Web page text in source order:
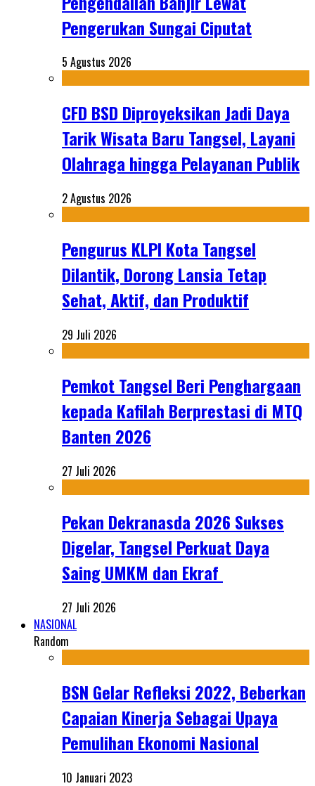
Pengerukan Sungai Ciputat
5 Agustus 2026
CFD BSD Diproyeksikan Jadi Daya
Tarik Wisata Baru Tangsel, Layani
Olahraga hingga Pelayanan Publik
2 Agustus 2026
Pengurus KLPI Kota Tangsel
Dilantik, Dorong Lansia Tetap
Sehat, Aktif, dan Produktif
29 Juli 2026
Pemkot Tangsel Beri Penghargaan
kepada Kafilah Berprestasi di MTQ
Banten 2026
27 Juli 2026
Pekan Dekranasda 2026 Sukses
Digelar, Tangsel Perkuat Daya
Saing UMKM dan Ekraf
27 Juli 2026
NASIONAL
Random
BSN Gelar Refleksi 2022, Beberkan
Capaian Kinerja Sebagai Upaya
Pemulihan Ekonomi Nasional
10 Januari 2023